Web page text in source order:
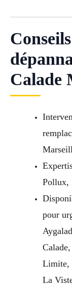
Calade
Pollux,
pour
Limite,
La